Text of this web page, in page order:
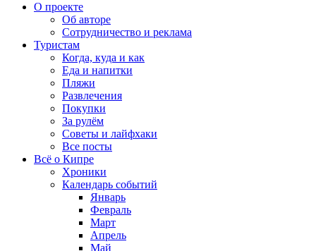
О проекте
Об авторе
Сотрудничество и реклама
Туристам
Когда, куда и как
Еда и напитки
Пляжи
Развлечения
Покупки
За рулём
Советы и лайфхаки
Все посты
Всё о Кипре
Хроники
Календарь событий
Январь
Февраль
Март
Апрель
Май